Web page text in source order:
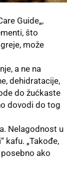
Guide„,
što
može
a ne na
dehidratacije,
do žućkaste
dovodi do tog
Nelagodnost u
kafu. „Takođe,
ako